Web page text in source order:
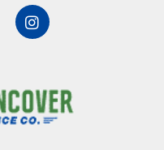
I
n
s
g
r
a